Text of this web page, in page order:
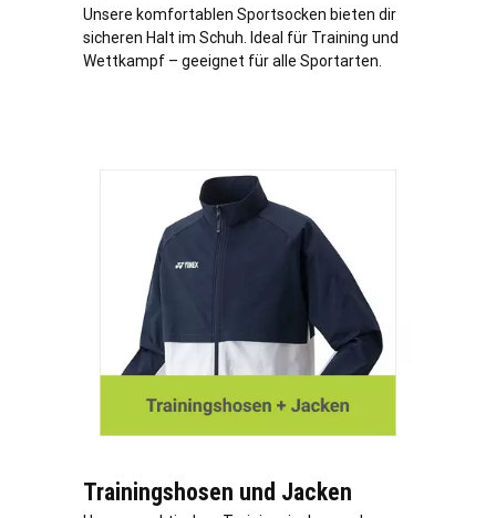
Unsere komfortablen Sportsocken bieten dir
sicheren Halt im Schuh. Ideal für Training und
Wettkampf – geeignet für alle Sportarten.
Trainingshosen und Jacken